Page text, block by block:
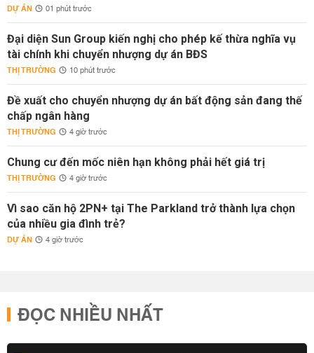
DỰ ÁN 01 phút trước
Đại diện Sun Group kiến nghị cho phép kế thừa nghĩa vụ
tài chính khi chuyển nhượng dự án BĐS
THỊ TRƯỜNG 10 phút trước
Đề xuất cho chuyển nhượng dự án bất động sản đang thế
chấp ngân hàng
THỊ TRƯỜNG 4 giờ trước
Chung cư đến mốc niên hạn không phải hết giá trị
THỊ TRƯỜNG 4 giờ trước
Vì sao căn hộ 2PN+ tại The Parkland trở thành lựa chọn
của nhiều gia đình trẻ?
DỰ ÁN 4 giờ trước
ĐỌC NHIỀU NHẤT